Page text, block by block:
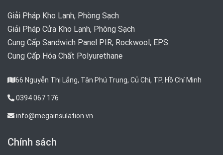
Giải Pháp Kho Lạnh, Phòng Sạch
Giải Pháp Cửa Kho Lạnh, Phòng Sạch
Cung Cấp Sandwich Panel PIR, Rockwool, EPS
Cung Cấp Hóa Chất Polyurethane
66 Nguyễn Thị Lắng, Tân Phú Trung, Củ Chi, TP. Hồ Chí Minh
0394 067 176
info@megainsulation.vn
Chính sách